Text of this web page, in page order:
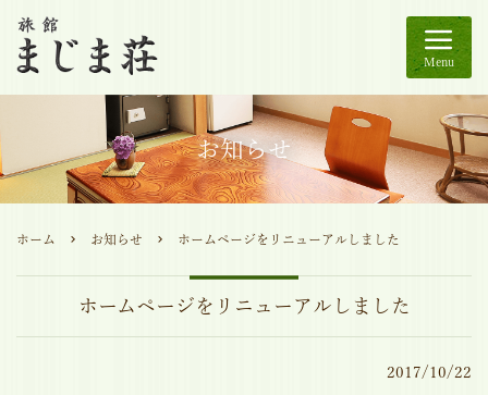
Menu
お知らせ
ホーム お知らせ ホームページをリニューアルしました
ホームページをリニューアルしました
2017/10/22